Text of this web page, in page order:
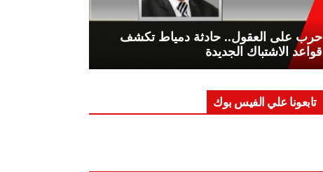
حرب على العقول.. حادثة دمياط تكشف
قواعد الاشتباك الجديدة
تابعونا علي الفيس بوك